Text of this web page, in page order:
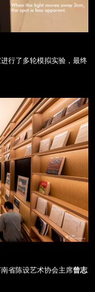
行了多轮模拟实验，最终
省陈设艺术协会主席曾志